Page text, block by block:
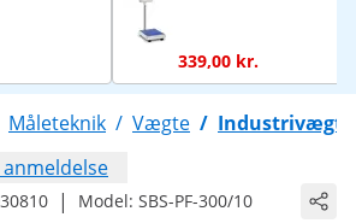
339,00 kr.
Måleteknik / Vægte / Industrivægte
anmeldelse
| Model: SBS-PF-300/10